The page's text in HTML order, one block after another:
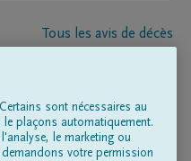
Tous les avis de décès
de pompes funèbres
sont nécessaires au
plaçons automatiquement.
le marketing ou
votre permission